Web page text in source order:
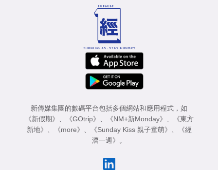
新傳媒集團的數碼平台包括多個網站和應用程式，如
《新假期》
《GOtrip》 《NM+新Monday》
《東方
新地》
《more》 《Sunday Kiss 親子童萌》
《經
濟一週》
。